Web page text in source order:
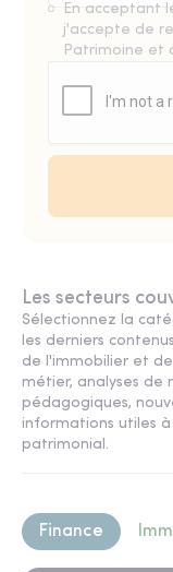
En acceptant
j'accepte de
Patrimoine et
Les secteurs
Sélectionnez la
les derniers
de l'immobilier et
métier, analyses de
pédagogiques,
informations utiles
patrimonial.
Finance